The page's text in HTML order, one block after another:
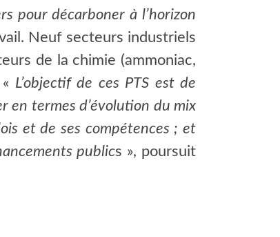
pour décarboner à l’horizon
Neuf secteurs industriels
de la chimie (ammoniac,
L’objectif de ces PTS est de
en termes d’évolution du mix
et de ses compétences ; et
publics », poursuit